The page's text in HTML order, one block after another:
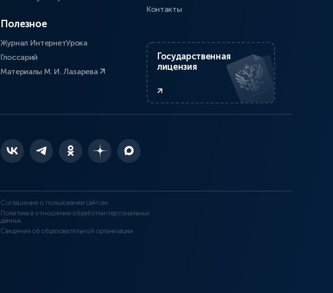
Полезное
Журнал ИнтернетУрока
Глоссарий
Материалы М. И. Лазарева
Контакты
Государственная
лицензия
Соглашение о пользовании сайтом
Политика в отношении обработки персональных
данных
Сведения об образовательной организации